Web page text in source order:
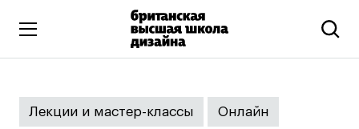
Искусство и дизайн
Лекции и мастер-классы Онлайн